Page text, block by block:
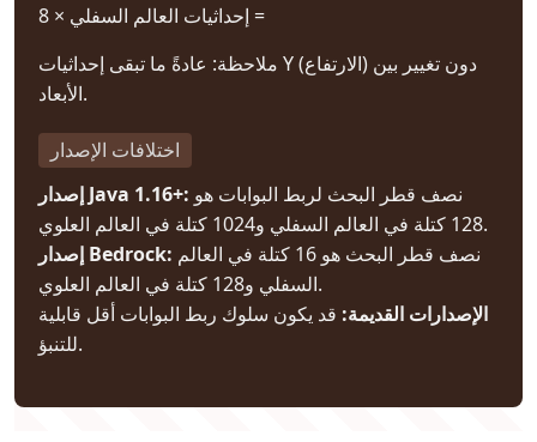
= إحداثيات العالم السفلي × 8
ملاحظة: عادةً ما تبقى إحداثيات Y (الارتفاع) دون تغيير بين
الأبعاد.
اختلافات الإصدار
إصدار Java 1.16+:
128 كتلة في العالم السفلي و1024 كتلة في العالم العلوي.
إصدار Bedrock:
السفلي و128 كتلة في العالم العلوي.
الإصدارات القديمة: قد يكون سلوك ربط البوابات أقل قابلية
للتنبؤ.